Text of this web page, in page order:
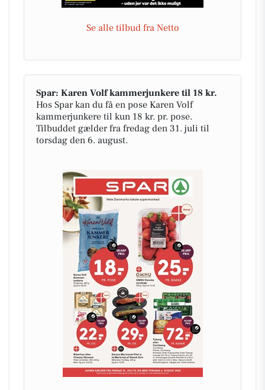
Se alle tilbud fra Netto
Spar: Karen Volf kammerjunkere til 18 kr.
Hos Spar kan du få en pose Karen Volf
kammerjunkere til kun 18 kr. pr. pose.
Tilbuddet gælder fra fredag den 31. juli til
torsdag den 6. august.